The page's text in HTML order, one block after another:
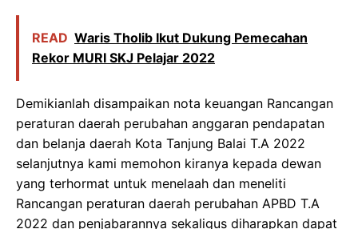
READ Waris Tholib Ikut Dukung Pemecahan
Rekor MURI SKJ Pelajar 2022
Demikianlah disampaikan nota keuangan Rancangan
peraturan daerah perubahan anggaran pendapatan
dan belanja daerah Kota Tanjung Balai T.A 2022
selanjutnya kami memohon kiranya kepada dewan
yang terhormat untuk menelaah dan meneliti
Rancangan peraturan daerah perubahan APBD T.A
2022 dan penjabarannya sekaligus diharapkan dapat